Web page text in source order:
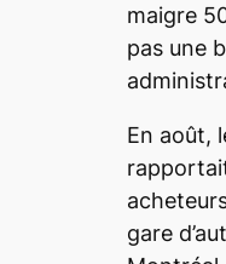
maigre
pas une
En août,
gare